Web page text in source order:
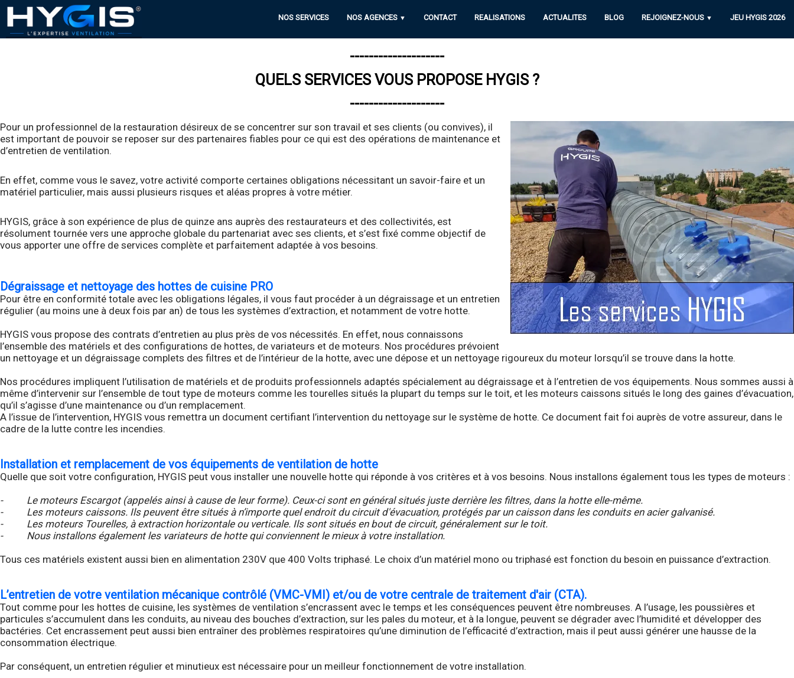
NOS SERVICES NOS AGENCES ▼ CONTACT REALISATIONS ACTUALITES BLOG REJOIGNEZ-NOUS ▼ JEU HYGIS 2026
--------------------
QUELS SERVICES VOUS PROPOSE HYGIS ?
--------------------
Pour un professionnel de la restauration désireux de se concentrer sur son travail et ses clients (ou convives), il
est important de pouvoir se reposer sur des partenaires fiables pour ce qui est des opérations de maintenance et
d’entretien de ventilation.
En effet, comme vous le savez, votre activité comporte certaines obligations nécessitant un savoir-faire et un
matériel particulier, mais aussi plusieurs risques et aléas propres à votre métier.
HYGIS, grâce à son expérience de plus de quinze ans auprès des restaurateurs et des collectivités, est
résolument tournée vers une approche globale du partenariat avec ses clients, et s’est fixé comme objectif de
vous apporter une offre de services complète et parfaitement adaptée à vos besoins.
Dégraissage et nettoyage des hottes de cuisine PRO
Pour être en conformité totale avec les obligations légales, il vous faut procéder à un dégraissage et un entretien
régulier (au moins une à deux fois par an) de tous les systèmes d’extraction, et notamment de votre hotte.
HYGIS vous propose des contrats d’entretien au plus près de vos nécessités. En effet, nous connaissons
l’ensemble des matériels et des configurations de hottes, de variateurs et de moteurs. Nos procédures prévoient
un nettoyage et un dégraissage complets des filtres et de l’intérieur de la hotte, avec une dépose et un nettoyage rigoureux du moteur lorsqu’il se trouve dans la hotte.
Nos procédures impliquent l’utilisation de matériels et de produits professionnels adaptés spécialement au dégraissage et à l’entretien de vos équipements. Nous sommes aussi à
même d’intervenir sur l’ensemble de tout type de moteurs comme les tourelles situés la plupart du temps sur le toit, et les moteurs caissons situés le long des gaines d’évacuation,
qu’il s’agisse d’une maintenance ou d’un remplacement.
A l’issue de l’intervention, HYGIS vous remettra un document certifiant l’intervention du nettoyage sur le système de hotte. Ce document fait foi auprès de votre assureur, dans le
cadre de la lutte contre les incendies.
Installation et remplacement de vos équipements de ventilation de hotte
Quelle que soit votre configuration, HYGIS peut vous installer une nouvelle hotte qui réponde à vos critères et à vos besoins. Nous installons également tous les types de moteurs :
- Le moteurs Escargot (appelés ainsi à cause de leur forme). Ceux-ci sont en général situés juste derrière les filtres, dans la hotte elle-même.
- Les moteurs caissons. Ils peuvent être situés à n’importe quel endroit du circuit d'évacuation, protégés par un caisson dans les conduits en acier galvanisé.
- Les moteurs Tourelles, à extraction horizontale ou verticale. Ils sont situés en bout de circuit, généralement sur le toit.
- Nous installons également les variateurs de hotte qui conviennent le mieux à votre installation.
Tous ces matériels existent aussi bien en alimentation 230V que 400 Volts triphasé. Le choix d’un matériel mono ou triphasé est fonction du besoin en puissance d’extraction.
L’entretien de votre ventilation mécanique contrôlé (VMC-VMI) et/ou de votre centrale de traitement d'air (CTA).
Tout comme pour les hottes de cuisine, les systèmes de ventilation s’encrassent avec le temps et les conséquences peuvent être nombreuses. A l’usage, les poussières et
particules s’accumulent dans les conduits, au niveau des bouches d’extraction, sur les pales du moteur, et à la longue, peuvent se dégrader avec l’humidité et développer des
bactéries. Cet encrassement peut aussi bien entraîner des problèmes respiratoires qu’une diminution de l’efficacité d’extraction, mais il peut aussi générer une hausse de la
consommation électrique.
Par conséquent, un entretien régulier et minutieux est nécessaire pour un meilleur fonctionnement de votre installation.